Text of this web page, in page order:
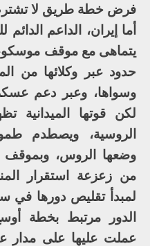
فرض خطة طريق لا
أما إيران، الداعم
يتماهى مع موقف
حدود عبر وكلائها من
وسواها، وعبر دعم
لكن قوتها الميدانية
الروسية، ويصطدم
وضعها الروس، وبموقف
من زعزعة استقرار
لمبدأ تقليص دورها في
الدور مرتبط بخطة
عملت عليها على مدار